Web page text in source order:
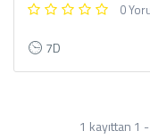
0
7D
1 kayıttan 1